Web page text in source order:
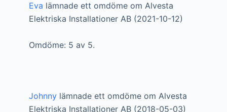
Eva lämnade ett omdöme om Alvesta
Elektriska Installationer AB (2021-10-12)
Omdöme: 5 av 5.
Johnnylämnade ett omdöme om Alvesta
Elektriska Installationer AB (2018-05-03)